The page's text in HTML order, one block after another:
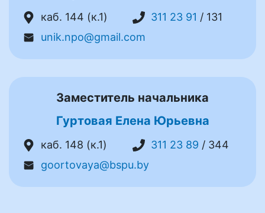
каб. 144 (к.1) 311 23 91 / 131
unik.npo@gmail.com
Заместитель начальника
Гуртовая Елена Юрьевна
каб. 148 (к.1) 311 23 89 / 344
goortovaya@bspu.by